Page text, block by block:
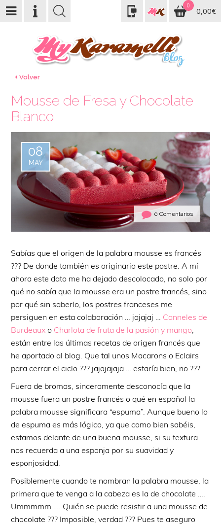
0
0,00€
Volver
Mousse de Fresa y Chocolate
Blanco
08
MAY
0 Comentarios
Sabías que el origen de la palabra mousse es francés
??? De donde también es originario este postre. A mí
ahora este dato me ha dejado descolocado, no solo por
qué no sabía que la mousse era un postre francés, sino
por qué sin saberlo, los postres franceses me
persiguen en esta colaboración … jajajaj … Canneles de
Burdeaux o Charlota de fruta de la pasión y mango
están entre las últimas recetas de origen francés que
he aportado al blog. Que tal unos Macarons o Eclairs
para cerrar el ciclo ??? jajajajaja … estaría bien, no ???
Fuera de bromas, sinceramente desconocía que la
mousse fuera un postre francés o qué en español la
palabra mousse significara “espuma”. Aunque bueno lo
de espuma es más lógico, ya que como bien sabéis,
estamos delante de una buena mousse, si su textura
nos recuerda a una esponja por su suavidad y
esponjosidad.
Posiblemente cuando te nombran la palabra mousse, la
primera que te venga a la cabeza es la de chocolate ….
Ummmmm …. Quién se puede resistir a una mousse de
chocolate ??? Imposible, verdad ??? Pues te aseguro